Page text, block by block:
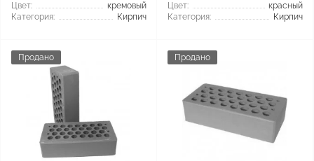
Цвет:
кремовый
Категория:
Кирпич
Цвет:
красный
Категория:
Кирпич
Продано Продано